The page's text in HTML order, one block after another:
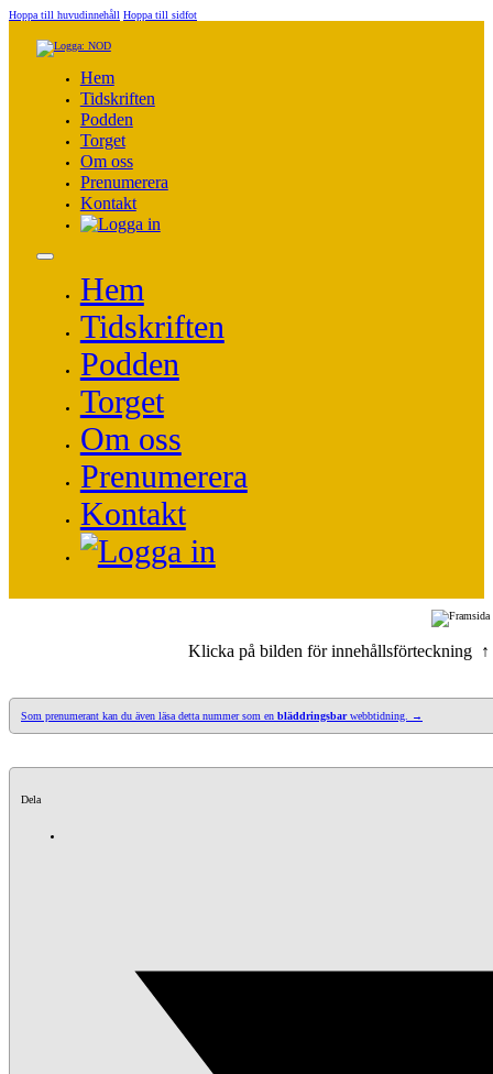
Hoppa till huvudinnehåll Hoppa till sidfot
Hem
Tidskriften
Podden
Torget
Om oss
Prenumerera
Kontakt
Hem
Tidskriften
Podden
Torget
Om oss
Prenumerera
Kontakt
Klicka på bilden för innehållsförteckning ↑
Som prenumerant kan du även läsa detta nummer som en bläddringsbarwebbtidning. →
Dela